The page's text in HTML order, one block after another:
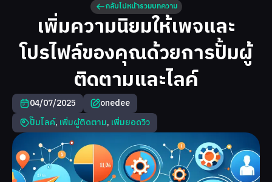
กลับไปหน้ารวมบทความ
เพิ่มความนิยมให้เพจและ
โปรไฟล์ของคุณด้วยการปั้มผู้
ติดตามและไลค์
04/07/2025
onedee
ปั๊มไลค์, เพิ่มผู้ติดตาม, เพิ่มยอดวิว